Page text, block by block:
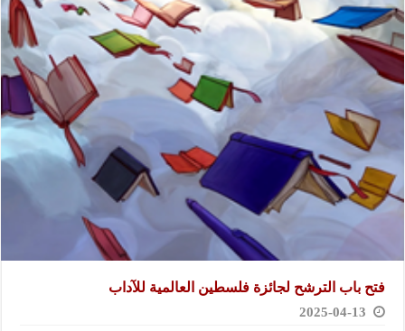
فتح باب الترشح لجائزة فلسطين العالمية للآداب
2025-04-13